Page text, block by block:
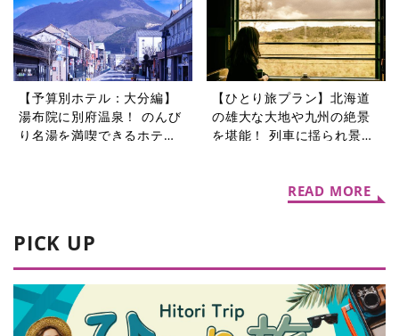
【予算別ホテル：大分編】
湯布院に別府温泉！ のんび
り名湯を満喫できるホテル5
【ひとり旅プラン】北海道
の雄大な大地や九州の絶景
を堪能！ 列車に揺られ景色
READ MORE
PICK UP